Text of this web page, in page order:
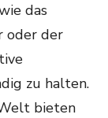
das
oder der
zu halten.
bieten